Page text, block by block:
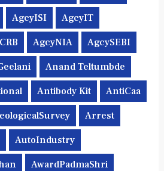
AgcyISI AgcyIT
AgcyNIA AgcySEBI
Anand Teltumbde
Antibody Kit AntiCaa
Arrest
AutoIndustry
AwardPadmaShri